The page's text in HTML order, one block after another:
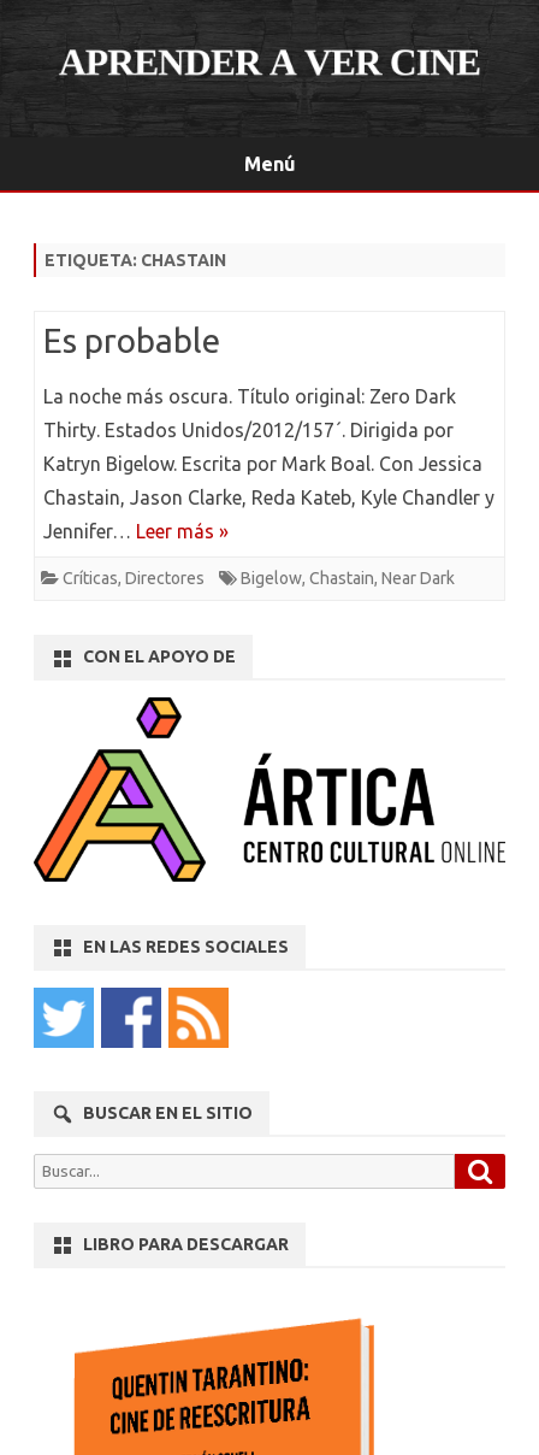
Menú
ETIQUETA: CHASTAIN
Es probable
La noche más oscura. Título original: Zero Dark
Thirty. Estados Unidos/2012/157´. Dirigida por
Katryn Bigelow. Escrita por Mark Boal. Con Jessica
Chastain, Jason Clarke, Reda Kateb, Kyle Chandler y
Jennifer… Leer más »
Críticas, Directores Bigelow, Chastain, Near Dark
CON EL APOYO DE
EN LAS REDES SOCIALES
BUSCAR EN EL SITIO
Buscar
LIBRO PARA DESCARGAR